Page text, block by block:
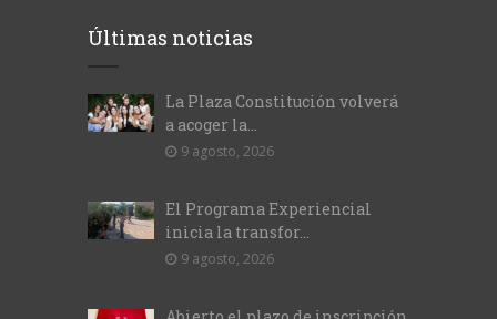
Últimas noticias
La Plaza Constitución volverá
a acoger la...
9 agosto, 2026
El Programa Experiencial
inicia la transfor...
9 agosto, 2026